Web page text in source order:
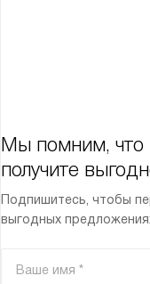
Мы помним, что
получите
Подпишитесь, чтобы
выгодных